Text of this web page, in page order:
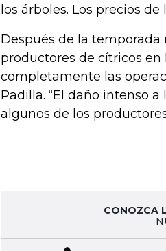
los árboles. Los precios
Después de la temporada
productores de cítricos
completamente las
Padilla. “El daño intenso
algunos de los
CONOZCA